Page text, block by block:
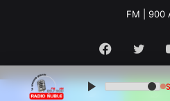
FM | 900
Facebook